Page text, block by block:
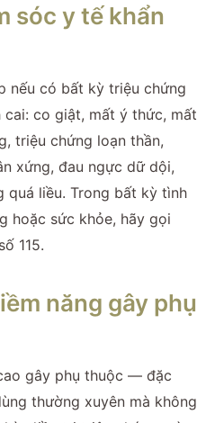
sóc y tế khẩn
nếu có bất kỳ triệu chứng
co giật, mất ý thức, mất
triệu chứng loạn thần,
xứng, đau ngực dữ dội,
quá liều. Trong bất kỳ tình
hoặc sức khỏe, hãy gọi
115.
năng gây phụ
gây phụ thuộc — đặc
thường xuyên mà không